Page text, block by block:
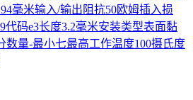
毫米输入/输出阻抗50欧姆插入损
代码e3长度3.2毫米安装类型表面黏
数量-最小七最高工作温度100摄氏度